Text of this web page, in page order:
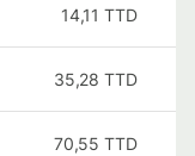
14,11 TTD
35,28 TTD
70,55 TTD